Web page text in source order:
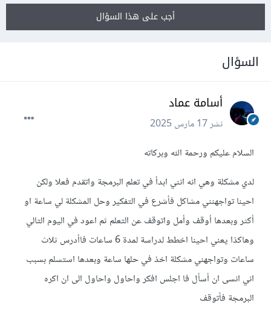
أجب على هذا السؤال
السؤال
أسامة عماد
نشر17 مارس 2025
السلام عليكم ورحمة الله وبركاته
لدي مشكلة وهي انه انني ابدأ في تعلم البرمجة واتقدم فعلا ولكن
احينا تواجهنني مشاكل فأشرع في التفكير وحل المشكلة لي ساعة او
أكثر وبعدها أوقف وأمل واتوقف عن التعلم ثم اعود في اليوم التالي
وهاكذا يعني احينا اخطط لدراسة لمدة 6 ساعات فاأدرس ثلاث
ساعات وتواجهني مشكلة اخذ في حلها ساعة وبعدها استسلم بسبب
اني انسى ان أسأل فا اجلس افكر واحاول واحاول الى ان اكره
البرمجة فأتوقف